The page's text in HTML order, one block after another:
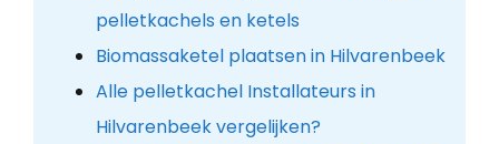
pelletkachels en ketels
Biomassaketel plaatsen in Hilvarenbeek
Alle pelletkachel Installateurs in
Hilvarenbeek vergelijken?